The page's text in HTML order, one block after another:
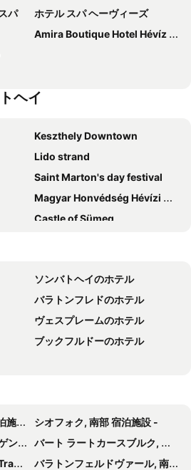
パ
ホテル スパ ヘーヴィーズ
Amira Boutique Hotel Hévíz Wellness & Spa
ヘイ
Keszthely Downtown
Lido strand
Saint Marton's day festival
Magyar Honvédség Hévízi Mozgásszervi Rehabilitációs Intézet
Castle of Sümeg
Zalakaros Spa and Aquapark
ソンバトヘイのホテル
バラトンフレドのホテル
ヴェスプレームのホテル
ブックフルドーのホテル
-
シオフォク, 南部 宿泊施設 -
施設 -
バート ラートカースブルク, シュタイアーマルク 宿泊施設 -
設 -
バラトンフェルドヴァール, 南部 宿泊施設 -